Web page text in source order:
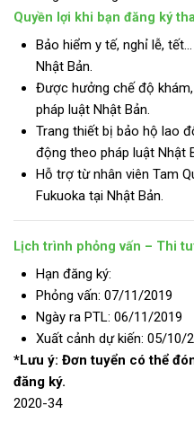
Quyền lợi khi bạn đăng ký
Bảo hiểm y tế, nghỉ lễ,
Nhật Bản.
Được hưởng chế độ
pháp luật Nhật Bản.
Trang thiết bị bảo hộ lao
động theo pháp luật Nhật
Hỗ trợ từ nhân viên Tam
Fukuoka tại Nhật Bản.
Lịch trình phỏng vấn – Thi
Hạn đăng ký:
Phỏng vấn: 07/11/2019
Ngày ra PTL: 06/11/2019
Xuất cảnh dự kiến: 05/10/
*Lưu ý: Đơn tuyển có thể
đăng ký.
2020-34